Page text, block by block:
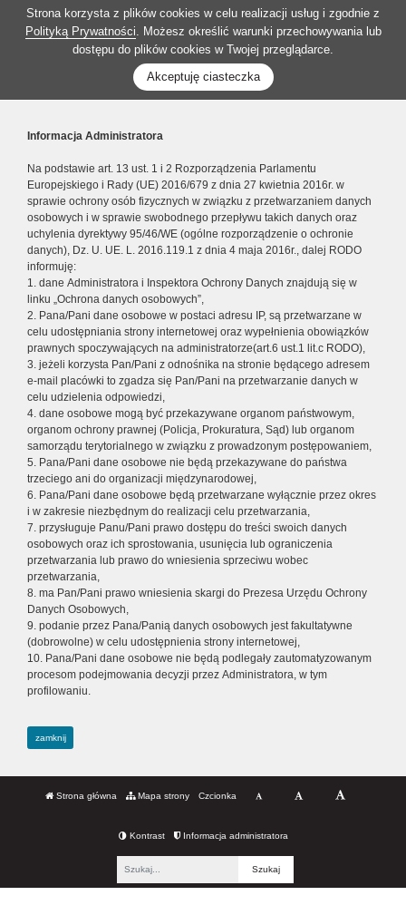
Strona korzysta z plików cookies w celu realizacji usług i zgodnie z
Polityką Prywatności. Możesz określić warunki przechowywania lub
dostępu do plików cookies w Twojej przeglądarce.
Akceptuję ciasteczka
Informacja Administratora
Na podstawie art. 13 ust. 1 i 2 Rozporządzenia Parlamentu
Europejskiego i Rady (UE) 2016/679 z dnia 27 kwietnia 2016r. w
sprawie ochrony osób fizycznych w związku z przetwarzaniem danych
osobowych i w sprawie swobodnego przepływu takich danych oraz
uchylenia dyrektywy 95/46/WE (ogólne rozporządzenie o ochronie
danych), Dz. U. UE. L. 2016.119.1 z dnia 4 maja 2016r., dalej RODO
informuję:
1. dane Administratora i Inspektora Ochrony Danych znajdują się w
linku „Ochrona danych osobowych”,
2. Pana/Pani dane osobowe w postaci adresu IP, są przetwarzane w
celu udostępniania strony internetowej oraz wypełnienia obowiązków
prawnych spoczywających na administratorze(art.6 ust.1 lit.c RODO),
3. jeżeli korzysta Pan/Pani z odnośnika na stronie będącego adresem
e-mail placówki to zgadza się Pan/Pani na przetwarzanie danych w
celu udzielenia odpowiedzi,
4. dane osobowe mogą być przekazywane organom państwowym,
organom ochrony prawnej (Policja, Prokuratura, Sąd) lub organom
samorządu terytorialnego w związku z prowadzonym postępowaniem,
5. Pana/Pani dane osobowe nie będą przekazywane do państwa
trzeciego ani do organizacji międzynarodowej,
6. Pana/Pani dane osobowe będą przetwarzane wyłącznie przez okres
i w zakresie niezbędnym do realizacji celu przetwarzania,
7. przysługuje Panu/Pani prawo dostępu do treści swoich danych
osobowych oraz ich sprostowania, usunięcia lub ograniczenia
przetwarzania lub prawo do wniesienia sprzeciwu wobec
przetwarzania,
8. ma Pan/Pani prawo wniesienia skargi do Prezesa Urzędu Ochrony
Danych Osobowych,
9. podanie przez Pana/Panią danych osobowych jest fakultatywne
(dobrowolne) w celu udostępnienia strony internetowej,
10. Pana/Pani dane osobowe nie będą podlegały zautomatyzowanym
procesom podejmowania decyzji przez Administratora, w tym
profilowaniu.
zamknij
Strona główna Mapa strony Czcionka
Kontrast Informacja administratora